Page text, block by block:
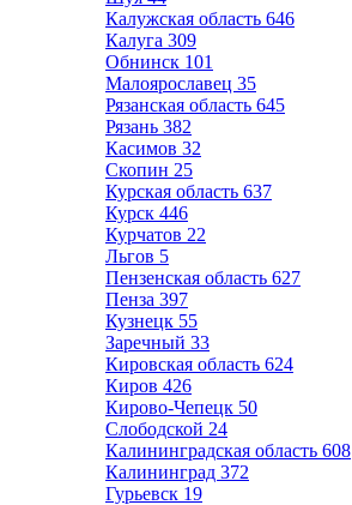
Калужская область 646
Калуга 309
Обнинск 101
Малоярославец 35
Рязанская область 645
Рязань 382
Касимов 32
Скопин 25
Курская область 637
Курск 446
Курчатов 22
Льгов 5
Пензенская область 627
Пенза 397
Кузнецк 55
Заречный 33
Кировская область 624
Киров 426
Кирово-Чепецк 50
Слободской 24
Калининградская область 608
Калининград 372
Гурьевск 19